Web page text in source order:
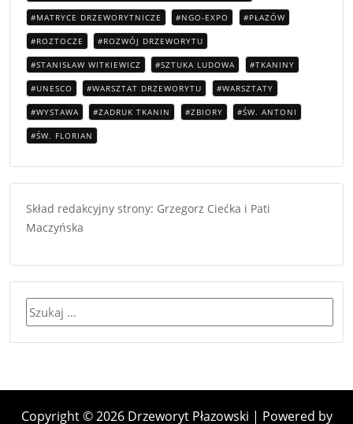
MATRYCE DRZEWORYTNICZE NGO-EXPO PŁAZÓW
ROZTOCZE ROZWÓJ DRZEWORYTU
STANISŁAW WITKIEWICZ SZTUKA LUDOWA TKANINY
UNESCO WARSZTAT DRZEWORYTU WARSZTATY
WYSTAWA ZADRUK TKANIN ZBIORY ŚW. ANTONI
ŚW. FLORIAN
Skład redakcyjny strony: Grzegorz Ciećka i Pati
Maczyńska
Szukaj:
Copyright © 2026 Drzeworyt Płazowski | Powered by